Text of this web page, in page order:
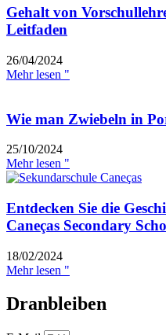
Gehalt von
Leitfaden
26/04/2024
Mehr lesen "
Wie man Zwiebeln in
25/10/2024
Mehr lesen "
Entdecken Sie die
Caneças Secondary
18/02/2024
Mehr lesen "
Dranbleiben